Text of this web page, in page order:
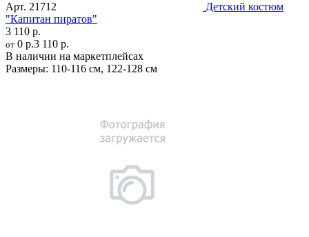
Арт. 21712
Детский костюм
"Капитан пиратов"
3 110 р.
от 0 р.3 110 р.
В наличии на маркетплейсах
Размеры: 110-116 см, 122-128 см